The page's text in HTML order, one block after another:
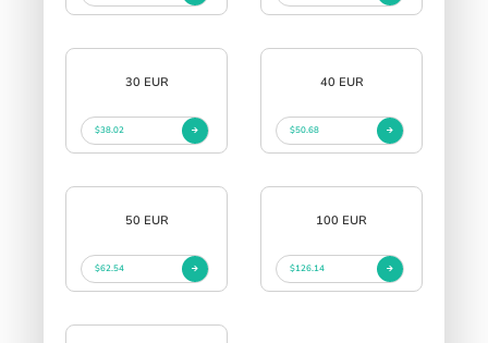
30 EUR
$38.02
40 EUR
$50.68
50 EUR
$62.54
100 EUR
$126.14